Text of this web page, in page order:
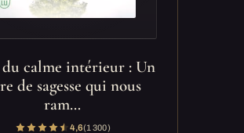
calme intérieur : Un
de sagesse qui nous
ram…
4,6(1 300)